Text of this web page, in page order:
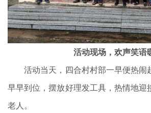
活动现场，欢声笑语
活动当天，四合村村部一早便热闹
早早到位，摆放好理发工具，热情地迎
老人。